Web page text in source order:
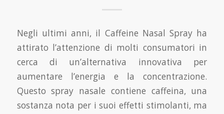
Negli ultimi anni, il Caffeine Nasal Spray ha
attirato l’attenzione di molti consumatori in
cerca di un’alternativa innovativa per
aumentare l’energia e la concentrazione.
Questo spray nasale contiene caffeina, una
sostanza nota per i suoi effetti stimolanti, ma